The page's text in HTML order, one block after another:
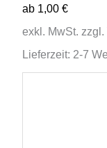
ab 1,00 €
exkl. MwSt. zzgl.
Lieferzeit: 2-7